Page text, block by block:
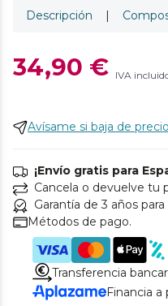
Descripción
34,90 € IVA
Avísame si baja de precio
¡Envío gratis para
Cancela o devuelve tu
Garantía de 3 años para
Métodos de pago.
Transferencia
Financia a